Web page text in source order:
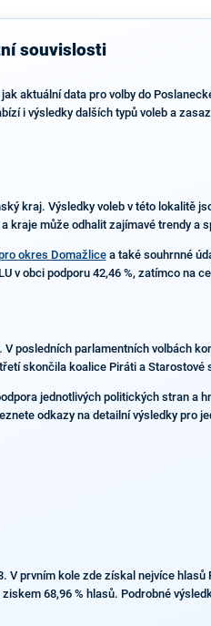
souvislosti
aktuální data pro volby do
i výsledky dalších typů voleb a
kraj. Výsledky voleb v této lokalitě
kraje může odhalit zajímavé trendy a
okres Domažlicea také souhrnné
v obci podporu 42,46 %, zatímco na
posledních parlamentních volbách
skončila koalice Piráti a Starostové
jednotlivých politických stran a
odkazy na detailní výsledky pro
prvním kole zde získal nejvíce hlasů
68,96 % hlasů. Podrobné